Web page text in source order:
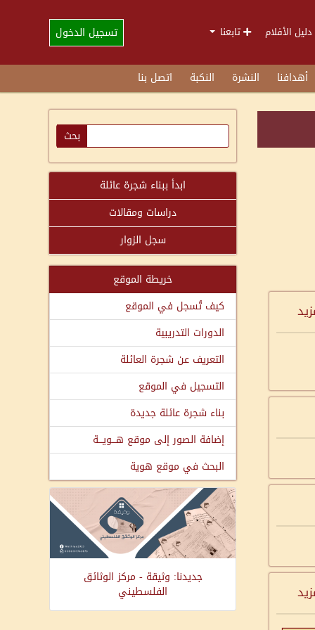
دليل الأفلام تابعنا تسجيل الدخول
أهدافنا النشرة النكبة اتصل بنا
ابدأ ببناء شجرة عائلة
دراسات ومقالات
سجل الزوار
خريطة الموقع
كيف تُسجل في الموقع
الدورات التدريبية
التعريف عن شجرة العائلة
التسجيل في الموقع
بناء شجرة عائلة جديدة
إضافة الصور إلى موقع هـــويـــة
البحث في موقع هوية
جديدنا: وثيقة - مركز الوثائق
الفلسطيني